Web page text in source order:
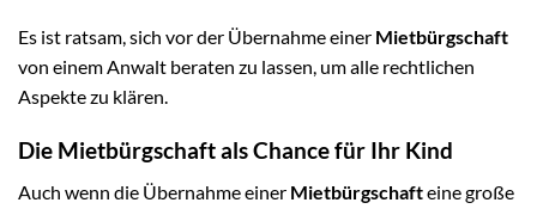
Es ist ratsam, sich vor der Übernahme einer Mietbürgschaft
von einem Anwalt beraten zu lassen, um alle rechtlichen
Aspekte zu klären.
Die Mietbürgschaft als Chance für Ihr Kind
Auch wenn die Übernahme einer Mietbürgschafteine große